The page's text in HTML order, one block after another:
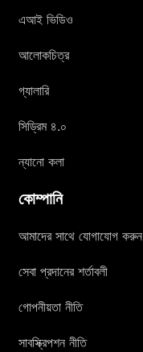
এআই ভিডিও
আলোকচিত্র
গ্যালারি
সিড্রিম ৪.০
ন্যানো কলা
কোম্পানি
আমাদের সাথে যোগাযোগ করুন
সেবা প্রদানের শর্তাবলী
গোপনীয়তা নীতি
সাবস্ক্রিপশন নীতি